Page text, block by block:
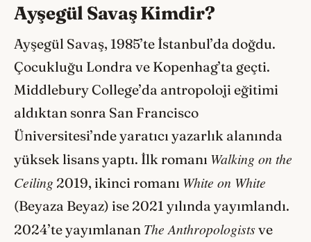
Ayşegül Savaş Kimdir?
Ayşegül Savaş, 1985’te İstanbul’da doğdu.
Çocukluğu Londra ve Kopenhag’ta geçti.
Middlebury College’da antropoloji eğitimi
aldıktan sonra San Francisco
Üniversitesi’nde yaratıcı yazarlık alanında
yüksek lisans yaptı. İlk romanı Walking on the
Ceiling 2019, ikinci romanı White on White
(Beyaza Beyaz) ise 2021 yılında yayımlandı.
2024’te yayımlanan The Anthropologists ve